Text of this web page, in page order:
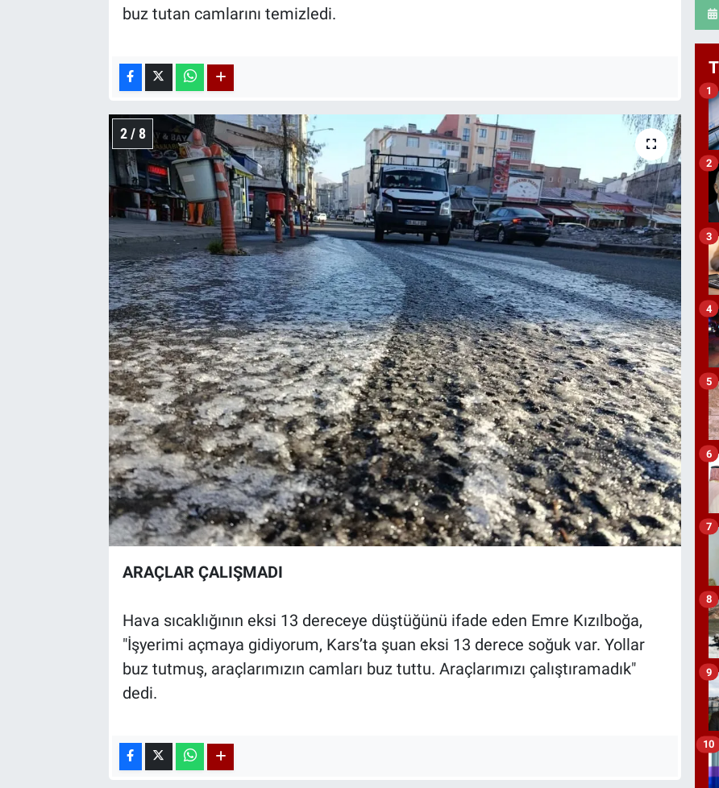
buz tutan camlarını temizledi.
2 / 8
ARAÇLAR ÇALIŞMADI
Hava sıcaklığının eksi 13 dereceye düştüğünü ifade eden Emre Kızılboğa,
"İşyerimi açmaya gidiyorum, Kars’ta şuan eksi 13 derece soğuk var. Yollar
buz tutmuş, araçlarımızın camları buz tuttu. Araçlarımızı çalıştıramadık"
dedi.
1
2
3
4
5
6
7
8
9
10